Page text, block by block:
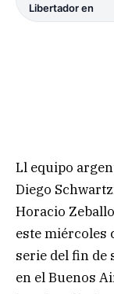
Libertador en
Ll equipo
Diego
Horacio
este miércoles
serie del fin de
en el Buenos